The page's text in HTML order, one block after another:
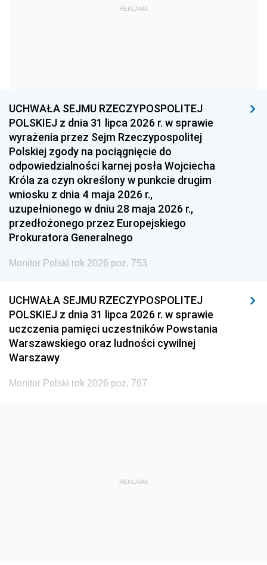
1968
1954 1953 1952
1951 1950 1949
1948 1947
1939 1938 1937
1936 1930
REKLAMA
UCHWAŁA SEJMU RZECZYPOSPOLITEJ
POLSKIEJ z dnia 31 lipca 2026 r. w sprawie
wyrażenia przez Sejm Rzeczypospolitej
Polskiej zgody na pociągnięcie do
odpowiedzialności karnej posła Wojciecha
Króla za czyn określony w punkcie drugim
wniosku z dnia 4 maja 2026 r.,
uzupełnionego w dniu 28 maja 2026 r.,
przedłożonego przez Europejskiego
Prokuratora Generalnego
Monitor Polski rok 2026 poz. 753
UCHWAŁA SEJMU RZECZYPOSPOLITEJ
POLSKIEJ z dnia 31 lipca 2026 r. w sprawie
uczczenia pamięci uczestników Powstania
Warszawskiego oraz ludności cywilnej
Warszawy
Monitor Polski rok 2026 poz. 767
REKLAMA